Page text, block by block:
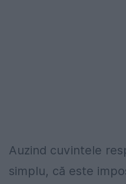
Auzind cuvintele
simplu, că este